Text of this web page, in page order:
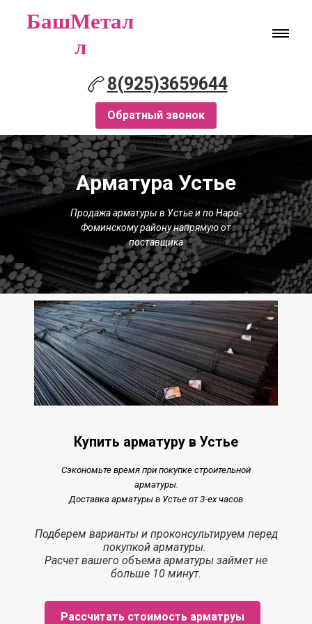
БашМетал
л
8(925)3659644
Обратный звонок
Арматура Устье
Продажа арматуры в Устье и по Наро-
Фоминскому району напрямую от
поставщика
Купить арматуру в Устье
Сэкономьте время при покупке строительной
арматуры.
Доставка арматуры в Устье от 3-ех часов
Подберем варианты и проконсультируем перед
покупкой арматуры.
Расчетвашего объема арматуры займетне
больше 10 минут.
Рассчитать стоимость арматруы